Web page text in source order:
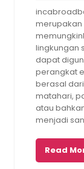
merupakan
lingkungan
dapat
perangkat
berasal
matahari,
atau
menjadi
Read